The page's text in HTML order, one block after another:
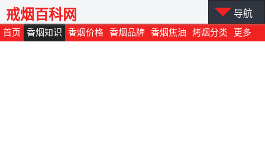
首页 香烟知识 香烟价格 香烟品牌 香烟焦油 烤烟分类 更多
戒烟百科网 导航